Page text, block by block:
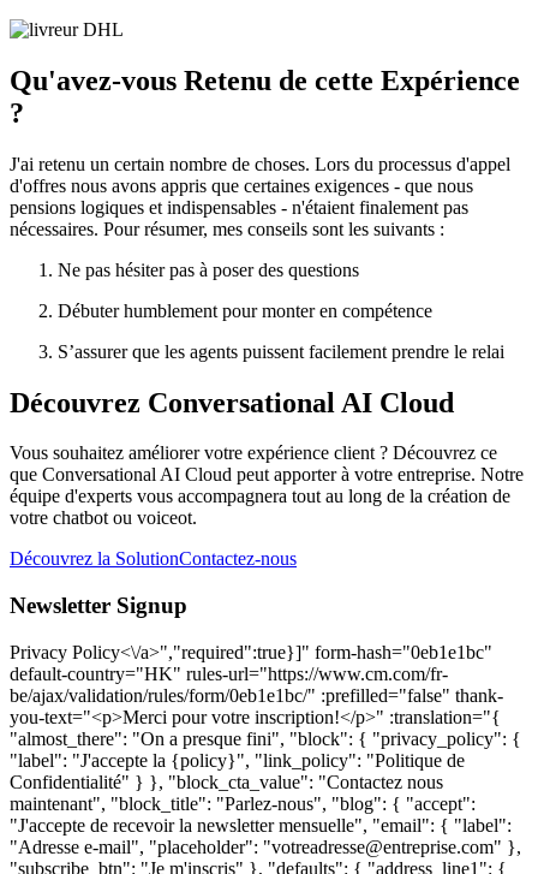
Qu'avez-vous Retenu de cette Expérience
?
J'ai retenu un certain nombre de choses. Lors du processus d'appel
d'offres nous avons appris que certaines exigences - que nous
pensions logiques et indispensables - n'étaient finalement pas
nécessaires. Pour résumer, mes conseils sont les suivants :
Ne pas hésiter pas à poser des questions
Débuter humblement pour monter en compétence
S’assurer que les agents puissent facilement prendre le relai
Découvrez Conversational AI Cloud
Vous souhaitez améliorer votre expérience client ? Découvrez ce
que Conversational AI Cloud peut apporter à votre entreprise. Notre
équipe d'experts vous accompagnera tout au long de la création de
votre chatbot ou voiceot.
Découvrez la SolutionContactez-nous
Newsletter Signup
Privacy Policy<\/a>","required":true}]" form-hash="0eb1e1bc" default-country="HK" rules-url="https://www.cm.com/fr-be/ajax/validation/rules/form/0eb1e1bc/" :prefilled="false" thank-you-text="<p>Merci pour votre inscription!</p>" :translation="{ "almost_there": "On a presque fini", "block": { "privacy_policy": { "label": "J'accepte la {policy}", "link_policy": "Politique de Confidentialité" } }, "block_cta_value": "Contactez nous maintenant", "block_title": "Parlez-nous", "blog": { "accept": "J'accepte de recevoir la newsletter mensuelle", "email": { "label": "Adresse e-mail", "placeholder": "votreadresse@entreprise.com" }, "subscribe_btn": "Je m'inscris" }, "defaults": { "address_line1": { "label": "Numéro et nom de rue", "placeholder": "Numéro et nom de rue" }, "address_line2": { "label": "Titulaire du compte", "placeholder": "Titulaire du compte" }, "bank_holder": { "label": "Nom du Titulaire du compte", "placeholder": "Nom du Titulaire du compte" }, "bank_name": { "label": "Nom de la Banque", "placeholder": "Nom de votre Banque" }, "bic": { "label": "Code BIC", "placeholder": "Votre BIC" }, "button": "Valider", "city": { "label": "Ville", "placeholder": "Ville" }, "company_name": { "explanation": "explication", "label": "Entreprise", "not_listed": "Mon entreprise n'est pas listée ici", "placeholder": "Nom de l'entreprise", "search_text": "Commencez à taper pour rechercher le nom de votre entreprise", "searching_text": "Recherche" }, "country": { "label": "Pays", "placeholder": "Pays" }, "dropdown": { "placeholder": "Sélectionnez une option" }, "email": { "additional": "Veuillez utiliser votre adresse e-mail professionnelle", "label": "Adresse e-mail", "placeholder": "votreadresse@entreprise.com" }, "email_business": { "label": "E-mail professionnel", "placeholder": "E-mail professionnel" }, "first_name": { "label": "Prénom", "placeholder": "Prénom" }, "help_message": { "label": "Message", "placeholder": "Comment pouvons-nous vous aider ? Nous vous contacterons" }, "iban": { "label": "Numéro de Compte Bancaire International (IBAN)", "placeholder": "Votre IBAN" }, "industry": { "label": "Secteur d'activité", "placeholder": "Secteur d'activité" }, "job_title": { "label": "Fonction", "placeholder": "Service Client, Développement, Marketing & Ventes" }, "key_industry": { "label": "Secteur d’activité", "placeholder": "Secteur d’activité" }, "key_product": { "label": "What product are you interested in?", "placeholder": "Select your product of interest" }, "last_name": { "label": "Nom", "placeholder": "Nom" }, "mobile_phone_number": { "explanation": "explication", "label": "Numéro de téléphone mobile", "placeholder": "Numéro de téléphone mobile" }, "name": { "label": "Nom" }, "otp": { "explanation": "explication", "label": "Mot de passe" }, "phone_number": { "label": "Numéro de téléphone portable", "placeholder": "Numéro de téléphone portable" }, "privacy_policy": { "label": "J'accepte la {policy}", "policy": "Politique de confidentialité" }, "product": { "label": "Produit", "no_results": "Pas de résultat", "placeholder": "Quel produit vous intéresse ?" }, "salutation": { "label": "Salutations", "placeholder": "Salutations" }, "street_address": { "label": "Adresse postale", "placeholder": "Adresse postale" }, "sub_area_1": { "label": "Département", "placeholder": "Département" }, "sub_area_2": { "label": "Sub-area line 2", "placeholder": "Sub-area line 2" }, "terms": { "privacy": { "label": "J'accepte les {terms} et {policy}" } }, "terms_policy": { "policy": "Termes et Conditions" }, "thank-you": "<p>Merci pour votre inscription!</p>", "zip_code": { "label": "Code postal", "placeholder": "Code postal" } }, "hang_in_there": "Un moment de plus s'il vous plait", "logged_in_title": "Bonjour {name}!", "option": { "key_industry": { "industry_charities": "Associations Caritatives", "industry_financial_services": "Banques & Assurances", "industry_government_education": "Gouvernement et Education", "industry_healthcare": "Santé", "industry_leisure_travel": "Tourisme & Loisirs", "industry_logistics_transport": "Logistique & Livraison", "industry_professional_services": "Services aux Entreprises", "industry_retaile_commerce": "Retail & E-commerce", "industry_technology_media": "Technologie & Médias", "industry_utilities_telco": "Energie & Télécommunications", "no_key_industry": "Pas d'industrie clé" }, "key_product": { "caic": "Conversational AI Cloud", "channels": "Other Channels", "halo": "HALO", "mmc": "Mobile Marketing Cloud", "msc": "Mobile Service Cloud", "other": "Other", "otp": "One Time Password", "payments": "Payments", "sign": "Sign", "sms": "SMS", "ticketing": "Ticketing", "voice": "Voice", "whatsapp": "WhatsApp" } }, "prefilled": "Ce formulaire est pré-rempli à l'aide des informations disponibles sur votre profil CM.com.", "preparing_account": "Configurer votre compte", "product": { "groups": { "communication_channels": "Plateforme de Communication", "other_products": "Autres produits", "payments": "Plateforme de Paiements", "solutions": "Logiciels SaaS" } }, "register": { "call_otp": "Renvoyer", "company": { "label": "Entreprise", "placeholder": "Nom de l'entreprise" }, "contact_support": "Contacter le Support", "contact_support_question": "En m'inscrivant sur la plateforme de CM.com, je reçois le message d'erreur suivant : {erreur}.", "continue": "Continuer", "email": { "change": "<a href=https://www.cm.com/"{url}/">changer", "resend_otp": "Renvoyer", "resend_otp_text": "N'avez-vous pas reçu d'email ? Merci de vérifier votre spam ou bien cliquer 'Renvoyez'", "verify_description": "Bonjour {name},<br>Merci d'entrer le code depuis l'email que nous vous avons envoyé à cette addresse<br><br>{email}", "verify_title": "Vous avez un email." }, "error_body": "Merci de réessayer. Si vous continuez à voir ce message, cliquez sur 'Contacter le Support', notre équipe support est là pour vous aider", "error_code": "Code erreur:", "error_title": "Impossible de traiter la demande", "has_account": "Vous avez déjà un compte ?", "logged_in_body": "Il semble que vous possédez déjà un compte CM. Vous allez être automatiquement dirigé vers {redirectTo} dans quelques instants", "logged_in_body_to_app": "l’App {app}", "logged_in_body_to_platform": "Plateforme CM", "phone": { "popover": "Nous allons envoyer un mot de passe sur votre mobile.<br>Vous pouvez changer ce code depuis vos paramètres sur votre espace CM.com", "resend_otp_text": "Vous n'avez pas reçu le mot de passe ? Cliquez sur 'Renvoyer'", "send_voice_otp": "Nous allons vous envoyer le mot de passe via un appel téléphonique" }, "reseller": { "thanks_body_to": "finalisez la création de votre compte" }, "resend_otp": "Renvoyer", "send_otp": "Envoyer", "sending_otp": "Envoi", "sign_in": "Se connecter", "thanks_body": "Vous avez bien créé un compte CM. Vous allez être automatiquement dirigé vers <a href=https://www.cm.com/"{redirectToUrl}/" rel=\"noopener\">{redirectTo}</a> dans quelques instants", "thanks_body_to_app": "l’App {app}", "thanks_body_to_platform": "Plateforme CM", "thanks_title": "Merci", "title": "Découvrez les possibilités offertes par la Plateforme de Relation Client Omnicanale CM.com", "title_app": "Commencer à utiliser {app}", "try_again": "Réessayer", "verify_description": "Entrez votre numéro de mobile pour recevoir le mot de passe", "verify_otp": "Vérifier", "verify_title": "Vérifiez votre numéro de mobile" }, "sending": "Patientez s'il vous plaît", "submit_failed": "Un problème a eu lieu, merci de réessayer",